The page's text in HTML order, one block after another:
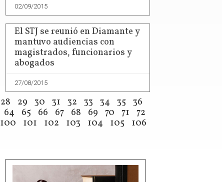
02/09/2015
El STJ se reunió en Diamante y
mantuvo audiencias con
magistrados, funcionarios y
abogados
27/08/2015
28 29 30 31 32 33 34 35 36
64 65 66 67 68 69 70 71 72
100 101 102 103 104 105
106